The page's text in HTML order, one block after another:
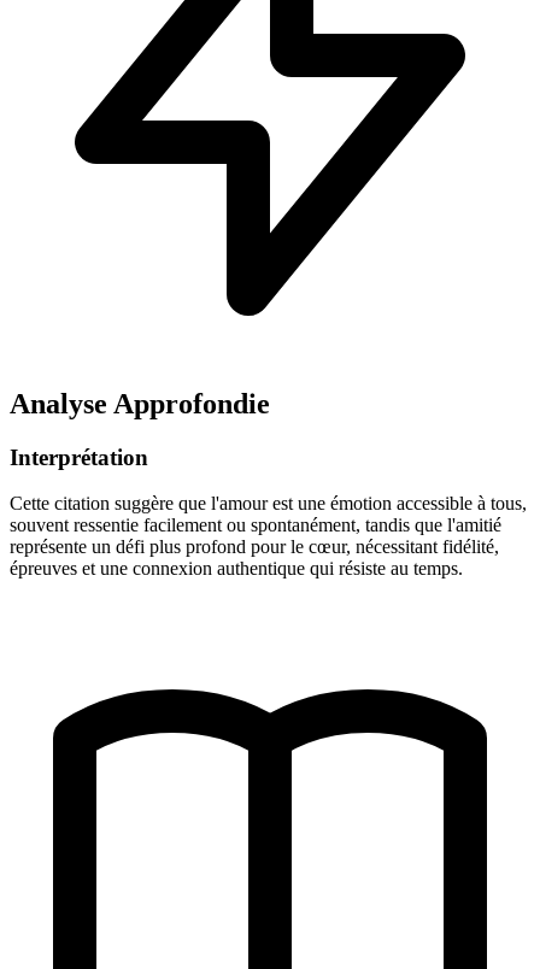
Analyse Approfondie
Interprétation
Cette citation suggère que l'amour est une émotion accessible à tous,
souvent ressentie facilement ou spontanément, tandis que l'amitié
représente un défi plus profond pour le cœur, nécessitant fidélité,
épreuves et une connexion authentique qui résiste au temps.